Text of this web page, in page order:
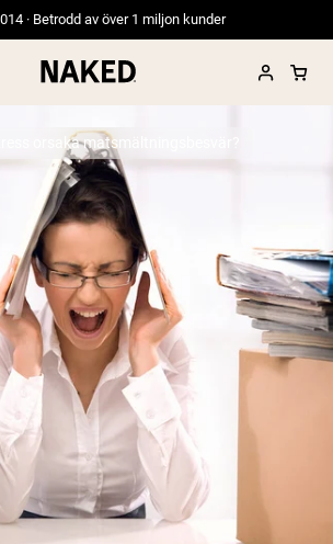
· Betrodd av över 1 miljon kunder
Best Seller
Gräsbetat vassleprotein
Vassleisolat från gräsbetande djur
Getproteinpulver från get
Micellärt kasein
Mass Gainer
Proteinkaffe
orsaka matsmältningsbesvär?